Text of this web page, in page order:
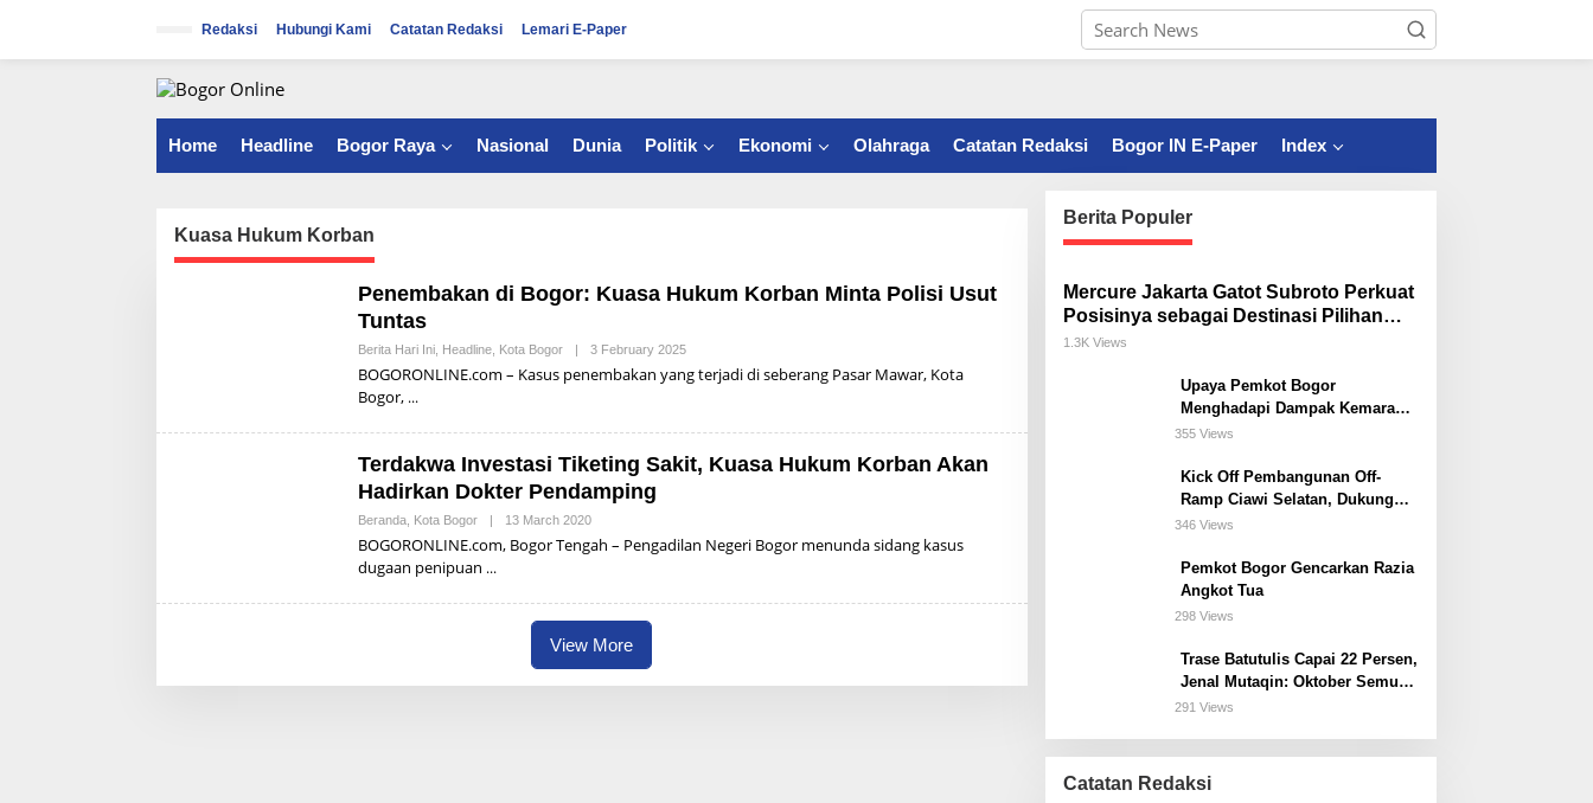
i
Redaksi Hubungi Kami Catatan Redaksi Lemari E-Paper
Home Headline Bogor Raya Nasional Dunia Politik Ekonomi Olahraga Catatan Redaksi Bogor IN E-Paper Index
Kuasa Hukum Korban
Penembakan di Bogor: Kuasa Hukum Korban Minta Polisi Usut
Tuntas
Berita Hari Ini, Headline, Kota Bogor 3 February 2025
R
U
A
BOGORONLINE.com – Kasus penembakan yang terjadi di seberang Pasar Mawar, Kota
Bogor,
Terdakwa Investasi Tiketing Sakit, Kuasa Hukum Korban Akan
Hadirkan Dokter Pendamping
Beranda, Kota Bogor 13 March 2020
R
U
N
A
BOGORONLINE.com, Bogor Tengah – Pengadilan Negeri Bogor menunda sidang kasus
dugaan penipuan
View More
Berita Populer
Mercure Jakarta Gatot Subroto Perkuat
Posisinya sebagai Destinasi Pilihan
untuk Bisnis, Staycation, Meeting, dan
1.3K Views
Upaya Pemkot Bogor
Menghadapi Dampak Kemarau
Panjang
355 Views
Kick Off Pembangunan Off-
Ramp Ciawi Selatan, Dukung
Konektivitas Antarwilayah di
346 Views
Pemkot Bogor Gencarkan Razia
Angkot Tua
298 Views
Trase Batutulis Capai 22 Persen,
Jenal Mutaqin: Oktober Semua
Harus Beres
291 Views
Catatan Redaksi